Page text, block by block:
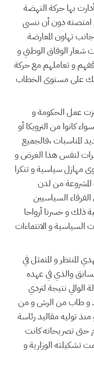
بها حركة النهضة
دون أن ننسى
تهاون المعارضة
شعار الوفاق الوطني و
و تعاملهم مع حركة
على مستوى الخطاب
عمل الحكومة و
كانوا من الترويكا أو
المناسبات ،فالجميع
لنفس هذا الغرض و
مهازل سياسية و تنكرا
المشروعة من لدن
السياسيين
ذلك و خسرنا أرواحا
السياسية و الانتماءات
المنتظر و المتمثل في
والذي في عهده
الوالي نتيجة لتردي
لذ و طاب من الرش و من
توليه مقاليد رئاسة
حتى تصريحاته كانت
الوزارية و